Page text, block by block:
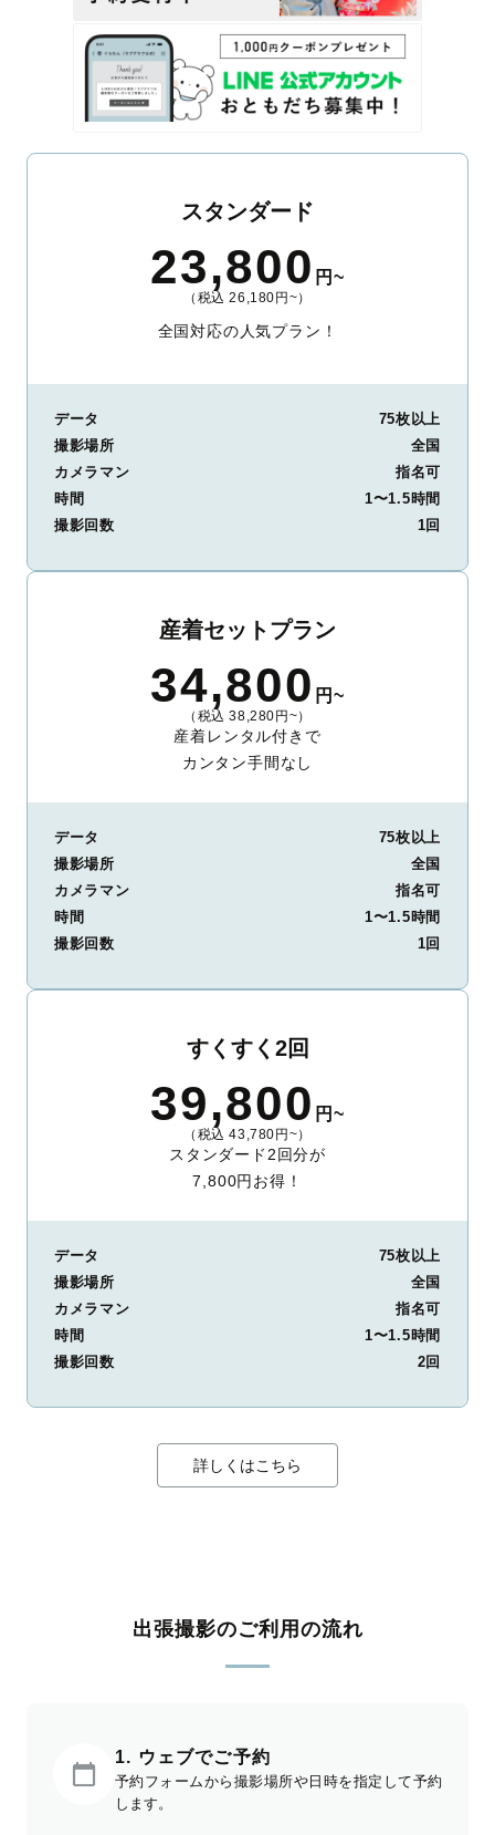
スタンダード
23,800 円~
（税込 26,180円~）
全国対応の人気プラン！
データ
75枚以上
撮影場所
全国
カメラマン
指名可
時間
1〜1.5時間
撮影回数
1回
産着セットプラン
34,800 円~
（税込 38,280円~）
産着レンタル付きで
カンタン手間なし
データ
75枚以上
撮影場所
全国
カメラマン
指名可
時間
1〜1.5時間
撮影回数
1回
すくすく2回
39,800 円~
（税込 43,780円~）
スタンダード2回分が
7,800円お得！
データ
75枚以上
撮影場所
全国
カメラマン
指名可
時間
1〜1.5時間
撮影回数
2回
詳しくはこちら
出張撮影のご利用の流れ
1. ウェブでご予約
予約フォームから撮影場所や日時を指定して予約
します。